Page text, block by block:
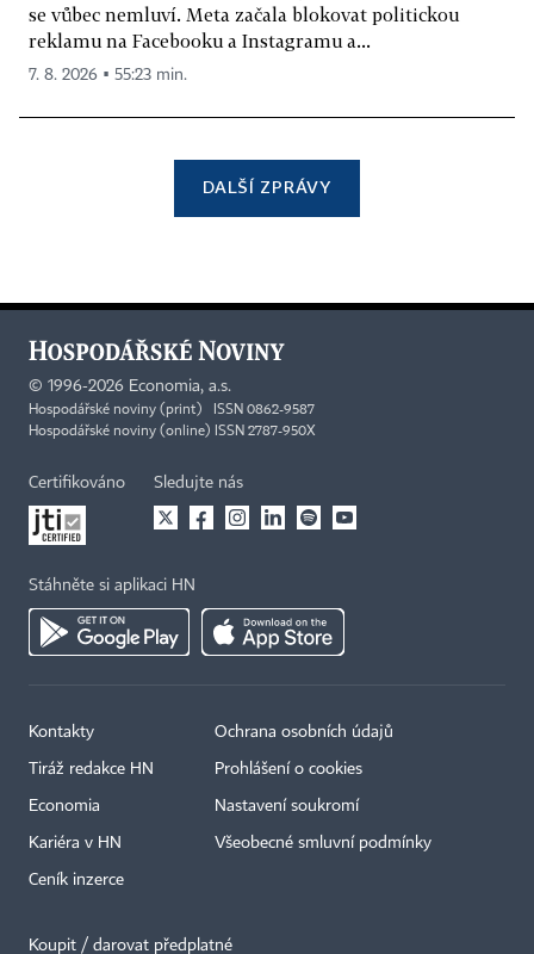
se vůbec nemluví. Meta začala blokovat politickou
reklamu na Facebooku a Instagramu a...
7. 8. 2026 ▪ 55:23 min.
DALŠÍ ZPRÁVY
© 1996-2026 Economia, a.s.
Hospodářské noviny (print) ISSN 0862-9587
Hospodářské noviny (online) ISSN 2787-950X
Certifikováno Sledujte nás
Stáhněte si aplikaci HN
Kontakty
Tiráž redakce HN
Economia
Kariéra v HN
Ceník inzerce
Ochrana osobních údajů
Prohlášení o cookies
Nastavení soukromí
Všeobecné smluvní podmínky
Koupit / darovat předplatné